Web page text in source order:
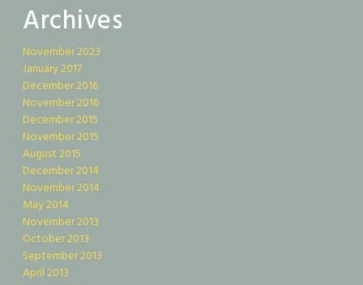
Archives
November 2023
January 2017
December 2016
November 2016
December 2015
November 2015
August 2015
December 2014
November 2014
May 2014
November 2013
October 2013
September 2013
April 2013